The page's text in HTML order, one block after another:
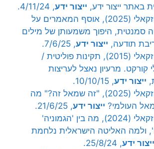
באתר ייצור ידע, ייצור ידע, 4/11/24.
פנחס יחזקאלי (2025), אוסף המאמרים על
סמנטית, היפוך משמעותן של מילים
תודעה, ייצור ידע, 7/6/25.
פנחס יחזקאלי (2015), תקינות פוליטית /
קורקט. מרעיון נאצל לעריצות
ייצור ידע, 10/10/15.
פנחס יחזקאלי (2025), "זה שמאל זה?" מה
העולמי? ייצור ידע, 21/6/25.
פנחס יחזקאלי (2024), מה בין 'הגמוניה'
ולמה האליטה הישראלית נלחמת
ייצור ידע, 25/8/24.